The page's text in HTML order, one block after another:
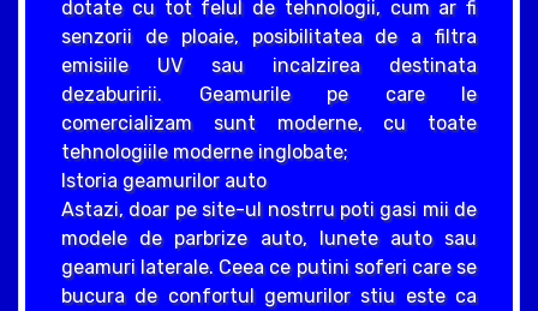
dotate cu tot felul de tehnologii, cum ar fi
senzorii de ploaie, posibilitatea de a filtra
emisiile UV sau incalzirea destinata
dezaburirii. Geamurile pe care le
comercializam sunt moderne, cu toate
tehnologiile moderne inglobate;
Istoria geamurilor auto
Astazi, doar pe site-ul nostrru poti gasi mii de
modele de parbrize auto, lunete auto sau
geamuri laterale. Ceea ce putini soferi care se
bucura de confortul gemurilor stiu este ca